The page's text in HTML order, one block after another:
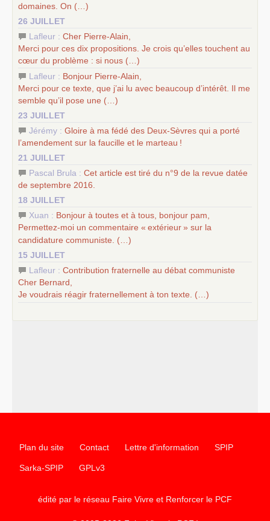
domaines. On (…)
26 JUILLET
Lafleur : Cher Pierre-Alain,
Merci pour ces dix propositions. Je crois qu’elles touchent au
cœur du problème : si nous (…)
Lafleur : Bonjour Pierre-Alain,
Merci pour ce texte, que j’ai lu avec beaucoup d’intérêt. Il me
semble qu’il pose une (…)
23 JUILLET
Jérémy : Gloire à ma fédé des Deux-Sèvres qui a porté
l’amendement sur la faucille et le marteau !
21 JUILLET
Pascal Brula : Cet article est tiré du n°9 de la revue datée
de septembre 2016.
18 JUILLET
Xuan : Bonjour à toutes et à tous, bonjour pam,
Permettez-moi un commentaire « extérieur» sur la
candidature communiste. (…)
15 JUILLET
Lafleur : Contribution fraternelle au débat communiste
Cher Bernard,
Je voudrais réagir fraternellement à ton texte. (…)
Plan du site Contact Lettre d'information SPIP
Sarka-SPIP GPLv3
édité par le réseau Faire Vivre et Renforcer le PCF